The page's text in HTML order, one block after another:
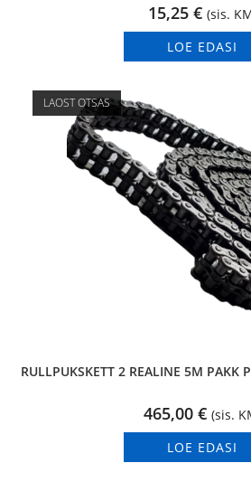
15,25 € (sis.
LOE EDASI
LAOST OTSAS
RULLPUKSKETT 2 REALINE 5M PAKK
465,00 € (sis.
LOE EDASI